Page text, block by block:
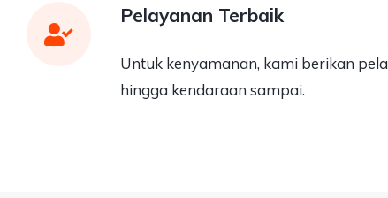
Pelayanan Terbaik
Untuk kenyamanan, kami berikan
hingga kendaraan sampai.